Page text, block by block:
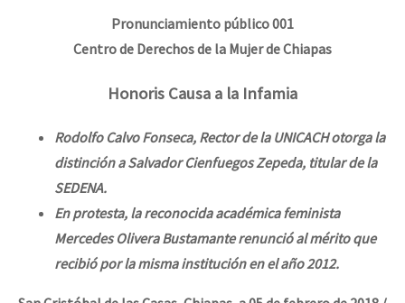
Pronunciamiento público 001
Centro de Derechos de la Mujer de Chiapas
Honoris Causa a la Infamia
Rodolfo Calvo Fonseca, Rector de la UNICACH otorga la
distinción a Salvador Cienfuegos Zepeda, titular de la
SEDENA.
En protesta, la reconocida académica feminista
Mercedes Olivera Bustamante renunció al mérito que
recibió por la misma institución en el año 2012.